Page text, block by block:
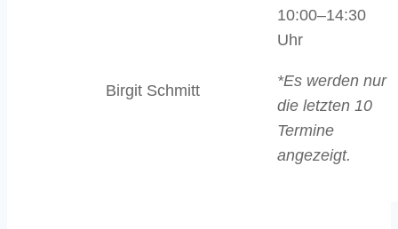
Birgit Schmitt
10:00–14:30
Uhr
*Es werden nur
die letzten 10
Termine
angezeigt.